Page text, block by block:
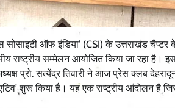
सोसाइटी ऑफ इंडिया’ (CSI) के उत्तराखंड
राष्ट्रीय सम्मेलन आयोजित किया जा रहा
प्रो. सत्येंद्र तिवारी ने आज प्रेस क्लब
शुरू किया है। यह एक राष्ट्रीय आंदोलन है